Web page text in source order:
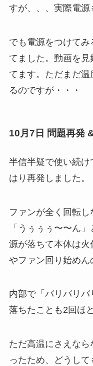
すが、、、実際電源
でも電源をつけて
てました。動画を
てます。ただまだ
るのですが・・・
10月7日 問題再発
半信半疑で使い続
はり再発しました。
ファンが全く回転
「うぅぅぅ〜〜ん
源が落ちて本体は
やファン回り始めん
内部で「バリバリ
落ちたことも2回ほ
ただ高温にさえな
ったため、どうし